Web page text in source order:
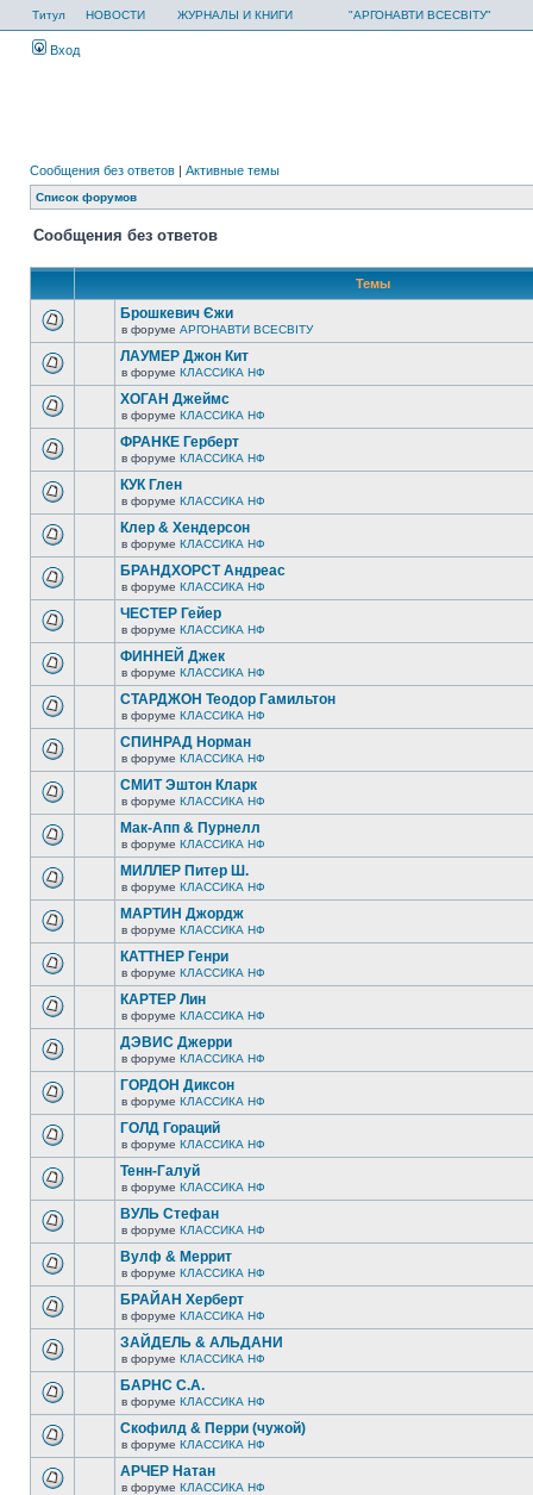
Титул НОВОСТИ ЖУРНАЛЫ И КНИГИ "АРГОНАВТИ ВСЕСВІТУ"
Вход
Сообщения без ответов | Активные темы
Список форумов
Сообщения без ответов
Темы
Брошкевич Єжи
в форуме АРГОНАВТИ ВСЕСВIТУ
ЛАУМЕР Джон Кит
в форуме КЛАССИКА НФ
ХОГАН Джеймс
в форуме КЛАССИКА НФ
ФРАНКЕ Герберт
в форуме КЛАССИКА НФ
КУК Глен
в форуме КЛАССИКА НФ
Клер & Хендерсон
в форуме КЛАССИКА НФ
БРАНДХОРСТ Андреас
в форуме КЛАССИКА НФ
ЧЕСТЕР Гейер
в форуме КЛАССИКА НФ
ФИННЕЙ Джек
в форуме КЛАССИКА НФ
СТАРДЖОН Теодор Гамильтон
в форуме КЛАССИКА НФ
СПИНРАД Норман
в форуме КЛАССИКА НФ
СМИТ Эштон Кларк
в форуме КЛАССИКА НФ
Мак-Апп & Пурнелл
в форуме КЛАССИКА НФ
МИЛЛЕР Питер Ш.
в форуме КЛАССИКА НФ
МАРТИН Джордж
в форуме КЛАССИКА НФ
КАТТНЕР Генри
в форуме КЛАССИКА НФ
КАРТЕР Лин
в форуме КЛАССИКА НФ
ДЭВИС Джерри
в форуме КЛАССИКА НФ
ГОРДОН Диксон
в форуме КЛАССИКА НФ
ГОЛД Гораций
в форуме КЛАССИКА НФ
Тенн-Галуй
в форуме КЛАССИКА НФ
ВУЛЬ Стефан
в форуме КЛАССИКА НФ
Вулф & Меррит
в форуме КЛАССИКА НФ
БРАЙАН Херберт
в форуме КЛАССИКА НФ
ЗАЙДЕЛЬ & АЛЬДАНИ
в форуме КЛАССИКА НФ
БАРНС С.А.
в форуме КЛАССИКА НФ
Скофилд & Перри (чужой)
в форуме КЛАССИКА НФ
АРЧЕР Натан
в форуме КЛАССИКА НФ